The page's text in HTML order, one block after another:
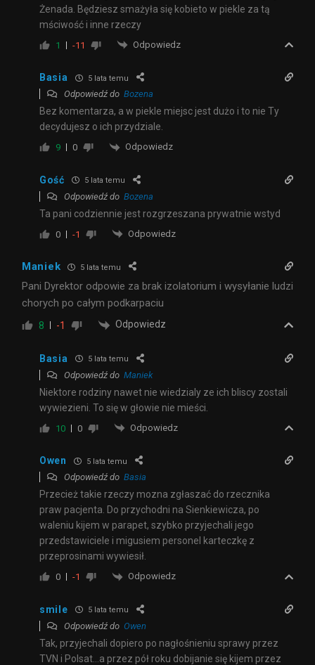
Żenada. Będziesz smażyła się kobieto w piekle za tą
mściwość i inne rzeczy
1 -11 Odpowiedz
Basia 5 lata temu
Odpowiedź do Bozena
Bez komentarza, a w piekle miejsc jest dużo i to nie Ty
decydujesz o ich przydziale.
9 0 Odpowiedz
Gość 5 lata temu
Odpowiedź do Bozena
Ta pani codziennie jest rozgrzeszana prywatnie wstyd
0 -1 Odpowiedz
Maniek 5 lata temu
Pani Dyrektor odpowie za brak izolatorium i wysyłanie ludzi
chorych po całym podkarpaciu
8 -1 Odpowiedz
Basia 5 lata temu
Odpowiedź do Maniek
Niektore rodziny nawet nie wiedzialy ze ich bliscy zostali
wywiezieni. To się w głowie nie mieści.
10 0 Odpowiedz
Owen 5 lata temu
Odpowiedź do Basia
Przecież takie rzeczy mozna zgłaszać do rzecznika
praw pacjenta. Do przychodni na Sienkiewicza, po
waleniu kijem w parapet, szybko przyjechali jego
przedstawiciele i migusiem personel karteczkę z
przeprosinami wywiesił.
0 -1 Odpowiedz
smile 5 lata temu
Odpowiedź do Owen
Tak, przyjechali dopiero po nagłośnieniu sprawy przez
TVN i Polsat…a przez pół roku dobijanie się kijem przez